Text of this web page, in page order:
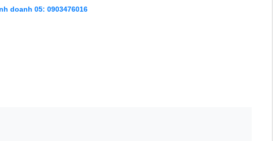
doanh 05: 0903476016